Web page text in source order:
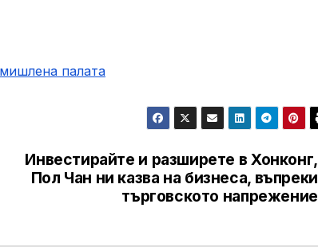
палaта
Инвестирайте и разширете в Хонконг,
Пол Чан ни казва на бизнеса, въпреки
търговското напрежение